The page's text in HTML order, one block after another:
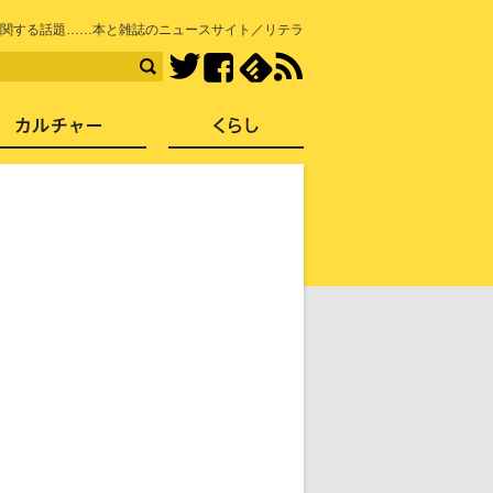
する話題……本と雑誌のニュースサイト／リテラ
TwitterFacebook
社会